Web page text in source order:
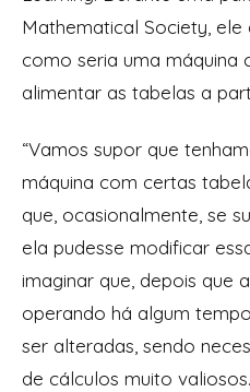
Mathematical Society,
como seria uma máquina
alimentar as tabelas a
“Vamos supor que
máquina com certas
que, ocasionalmente, se
ela pudesse modificar
imaginar que, depois que
operando há algum
ser alteradas, sendo
de cálculos muito